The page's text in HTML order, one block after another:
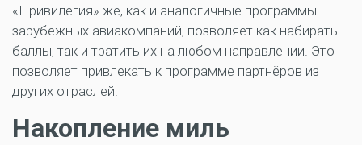
«Привилегия» же, как и аналогичные программы
зарубежных авиакомпаний, позволяет как набирать
баллы, так и тратить их на любом направлении. Это
позволяет привлекать к программе партнёров из
других отраслей.
Накопление миль